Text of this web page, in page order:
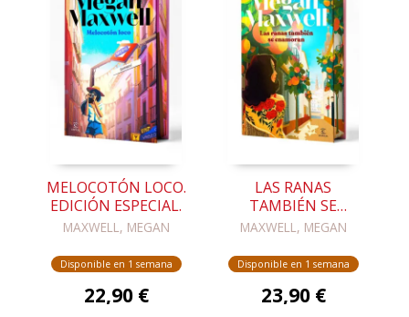
MELOCOTÓN LOCO.
EDICIÓN ESPECIAL.
MAXWELL, MEGAN
Disponible en 1 semana
22,90 €
LAS RANAS
TAMBIÉN SE
ENAMORAN.
MAXWELL, MEGAN
Disponible en 1 semana
23,90 €